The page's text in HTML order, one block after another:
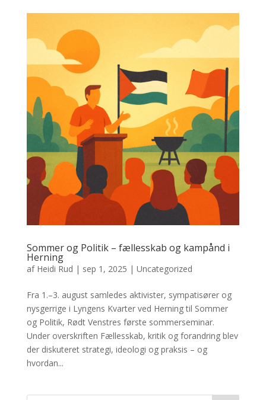
Sommer og Politik – fællesskab og kampånd i
Herning
af Heidi Rud | sep 1, 2025 | Uncategorized
Fra 1.–3. august samledes aktivister, sympatisører og
nysgerrige i Lyngens Kvarter ved Herning til Sommer
og Politik, Rødt Venstres første sommerseminar.
Under overskriften Fællesskab, kritik og forandring blev
der diskuteret strategi, ideologi og praksis – og
hvordan...